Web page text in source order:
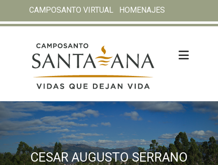
CAMPOSANTO VIRTUAL HOMENAJES
CESAR AUGUSTO SERRANO